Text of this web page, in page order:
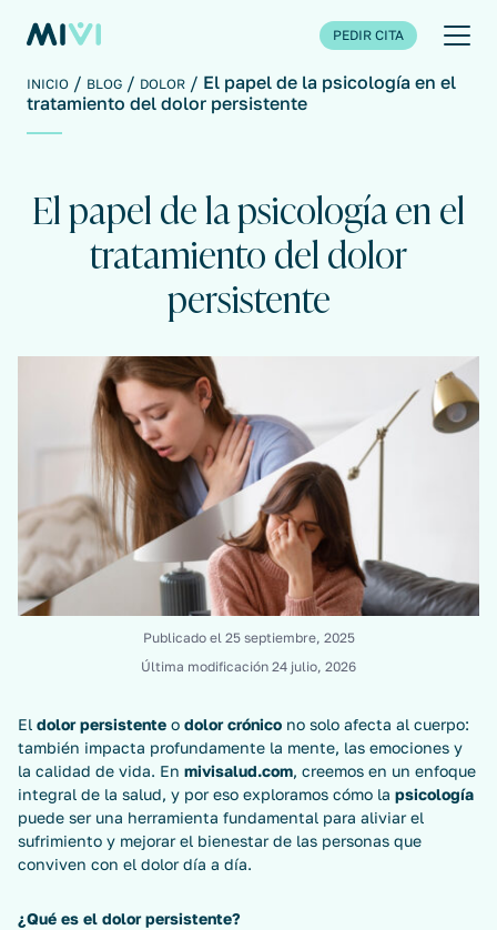
PEDIR CITA
INICIO BLOG DOLOR
El papel de la psicología en el
tratamiento del dolor persistente
El papel de la psicología en el
tratamiento del dolor
persistente
Publicado el 25 septiembre, 2025
Última modificación 24 julio, 2026
El dolor persistente o dolor crónico no solo afecta al cuerpo:
también impacta profundamente la mente, las emociones y
la calidad de vida. En mivisalud.com, creemos en un enfoque
integral de la salud, y por eso exploramos cómo la psicología
puede ser una herramienta fundamental para aliviar el
sufrimiento y mejorar el bienestar de las personas que
conviven con el dolor día a día.
¿Qué es el dolor persistente?